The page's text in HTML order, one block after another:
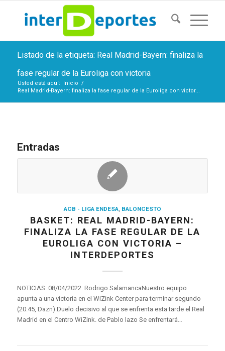
Listado de la etiqueta: Real Madrid-Bayern: finaliza la
fase regular de la Euroliga con victoria
Usted está aquí: Inicio /
Real Madrid-Bayern: finaliza la fase regular de la Euroliga con victor...
Entradas
ACB - LIGA ENDESA, BALONCESTO
BASKET: REAL MADRID-BAYERN:
FINALIZA LA FASE REGULAR DE LA
EUROLIGA CON VICTORIA –
INTERDEPORTES
NOTICIAS. 08/04/2022. Rodrigo SalamancaNuestro equipo
apunta a una victoria en el WiZink Center para terminar segundo
(20:45, Dazn).Duelo decisivo al que se enfrenta esta tarde el Real
Madrid en el Centro WiZink. de Pablo lazo Se enfrentará…